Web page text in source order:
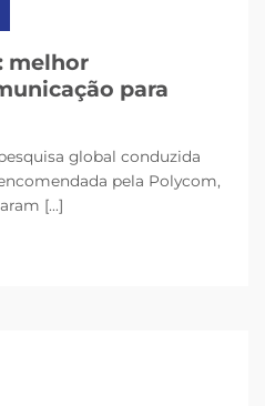
melhor
para
global conduzida
pela Polycom,
[...]